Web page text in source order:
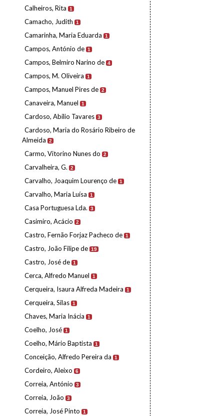
Calheiros, Rita 1
Camacho, Judith 1
Camarinha, Maria Eduarda 1
Campos, António de 1
Campos, Belmiro Narino de 4
Campos, M. Oliveira 1
Campos, Manuel Pires de 2
Canaveira, Manuel 1
Cardoso, Abílio Tavares 3
Cardoso, Maria do Rosário Ribeiro de
Almeida
2
Carmo, Vitorino Nunes do 2
Carvalheira, G. 2
Carvalho, Joaquim Lourenço de 1
Carvalho, Maria Luísa 1
Casa Portuguesa Lda. 3
Casimiro, Acácio 2
Castro, Fernão Forjaz Pacheco de 1
Castro, João Filipe de 19
Castro, José de 1
Cerca, Alfredo Manuel 1
Cerqueira, Isaura Alfreda Madeira 1
Cerqueira, Silas 1
Chaves, Maria Inácia 1
Coelho, José 1
Coelho, Mário Baptista 1
Conceição, Alfredo Pereira da 1
Cordeiro, Aleixo 6
Correia, António 3
Correia, João 3
Correia, José Pinto 1